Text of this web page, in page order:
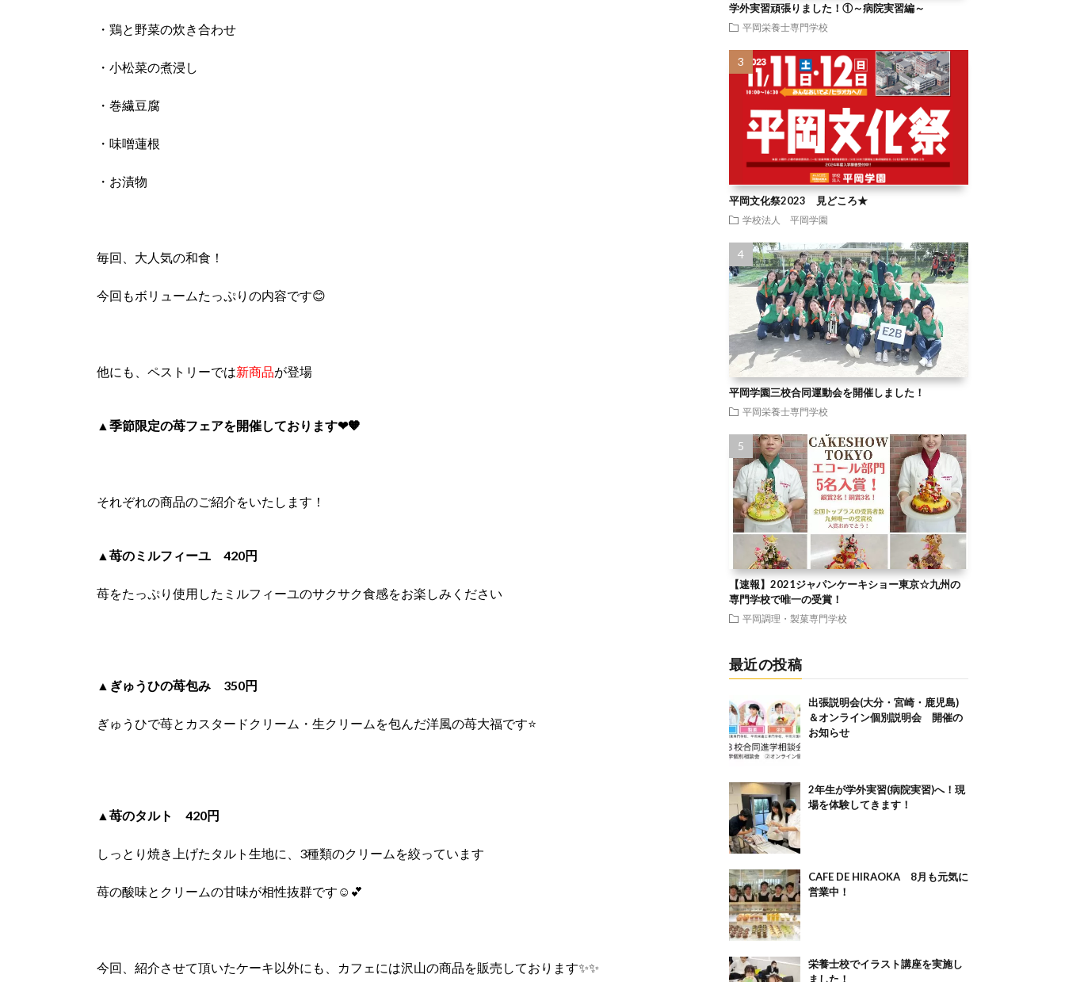
・鶏と野菜の炊き合わせ
・小松菜の煮浸し
・巻繊豆腐
・味噌蓮根
・お漬物
毎回、大人気の和食！
今回もボリュームたっぷりの内容です😊
他にも、ペストリーでは新商品が登場
▲季節限定の苺フェアを開催しております❤🧡
それぞれの商品のご紹介をいたします！
▲苺のミルフィーユ 420円
苺をたっぷり使用したミルフィーユのサクサク食感をお楽しみください
▲ぎゅうひの苺包み 350円
ぎゅうひで苺とカスタードクリーム・生クリームを包んだ洋風の苺大福です⭐
▲苺のタルト 420円
しっとり焼き上げたタルト生地に、3種類のクリームを絞っています
苺の酸味とクリームの甘味が相性抜群です☺💕
今回、紹介させて頂いたケーキ以外にも、カフェには沢山の商品を販売しております✨✨
学外実習頑張りました！①～病院実習編～
平岡栄養士専門学校
平岡文化祭2023 見どころ★
学校法人 平岡学園
平岡学園三校合同運動会を開催しました！
平岡栄養士専門学校
【速報】2021ジャパンケーキショー東京☆九州の
専門学校で唯一の受賞！
平岡調理・製菓専門学校
最近の投稿
出張説明会(大分・宮崎・鹿児島)
＆オンライン個別説明会 開催の
お知らせ
2年生が学外実習(病院実習)へ！現
場を体験してきます！
CAFE DE HIRAOKA 8月も元気に
営業中！
栄養士校でイラスト講座を実施し
ました！